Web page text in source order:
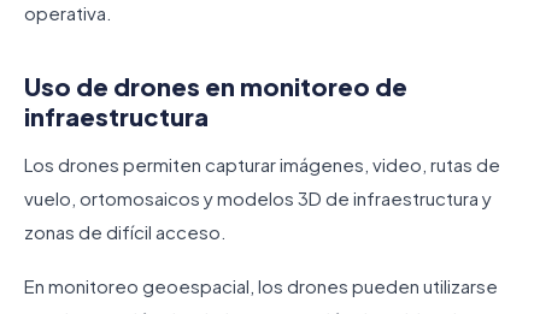
operativa.
Uso de drones en monitoreo de
infraestructura
Los drones permiten capturar imágenes, video, rutas de
vuelo, ortomosaicos y modelos 3D de infraestructura y
zonas de difícil acceso.
En monitoreo geoespacial, los drones pueden utilizarse